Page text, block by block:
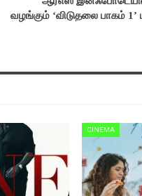
வழங்கும் ‘விடுதலை பாகம் 1’
CINEMA